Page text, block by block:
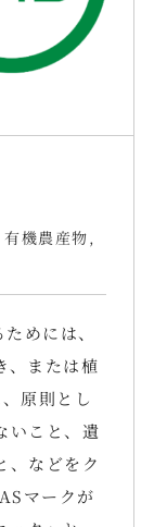
有機農産物 ,
めには、
、または植
原則とし
いこと、遺
、などをク
マークが